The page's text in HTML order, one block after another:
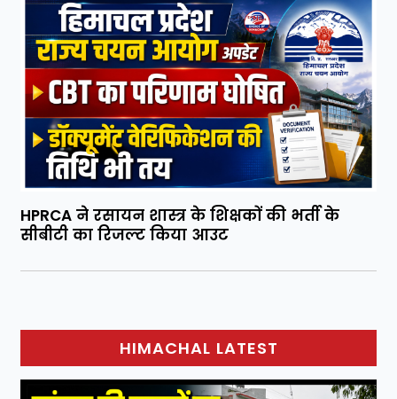
HPRCA ने रसायन शास्त्र के शिक्षकों की भर्ती के
सीबीटी का रिजल्ट किया आउट
HIMACHAL LATEST